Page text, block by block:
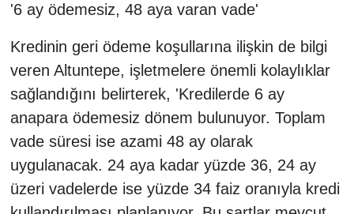
'6 ay ödemesiz, 48 aya varan vade'
Kredinin geri ödeme koşullarına ilişkin de bilgi
veren Altuntepe, işletmelere önemli kolaylıklar
sağlandığını belirterek, 'Kredilerde 6 ay
anapara ödemesiz dönem bulunuyor. Toplam
vade süresi ise azami 48 ay olarak
uygulanacak. 24 aya kadar yüzde 36, 24 ay
üzeri vadelerde ise yüzde 34 faiz oranıyla kredi